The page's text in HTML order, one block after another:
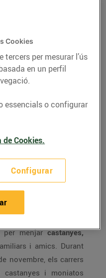
una
per menjarcastanyes,
i amics. Durant
novembre, els carrers
i moniatos
Cookies
per mesurar l’ús
en un perfil
essencials o configurar
de Cookies.
Configurar